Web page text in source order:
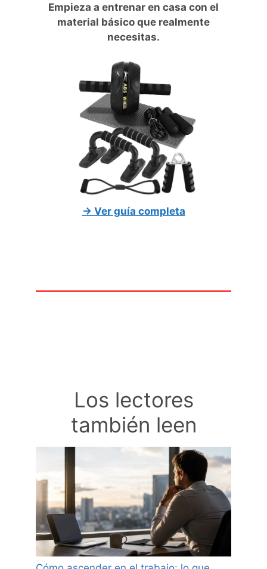
Empieza a entrenar en casa con el
material básico que realmente
necesitas.
→ Ver guía completa
Los lectores
también leen